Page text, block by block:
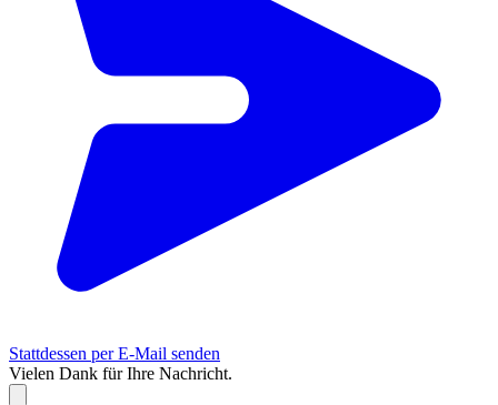
Stattdessen per E-Mail senden
Vielen Dank für Ihre Nachricht.